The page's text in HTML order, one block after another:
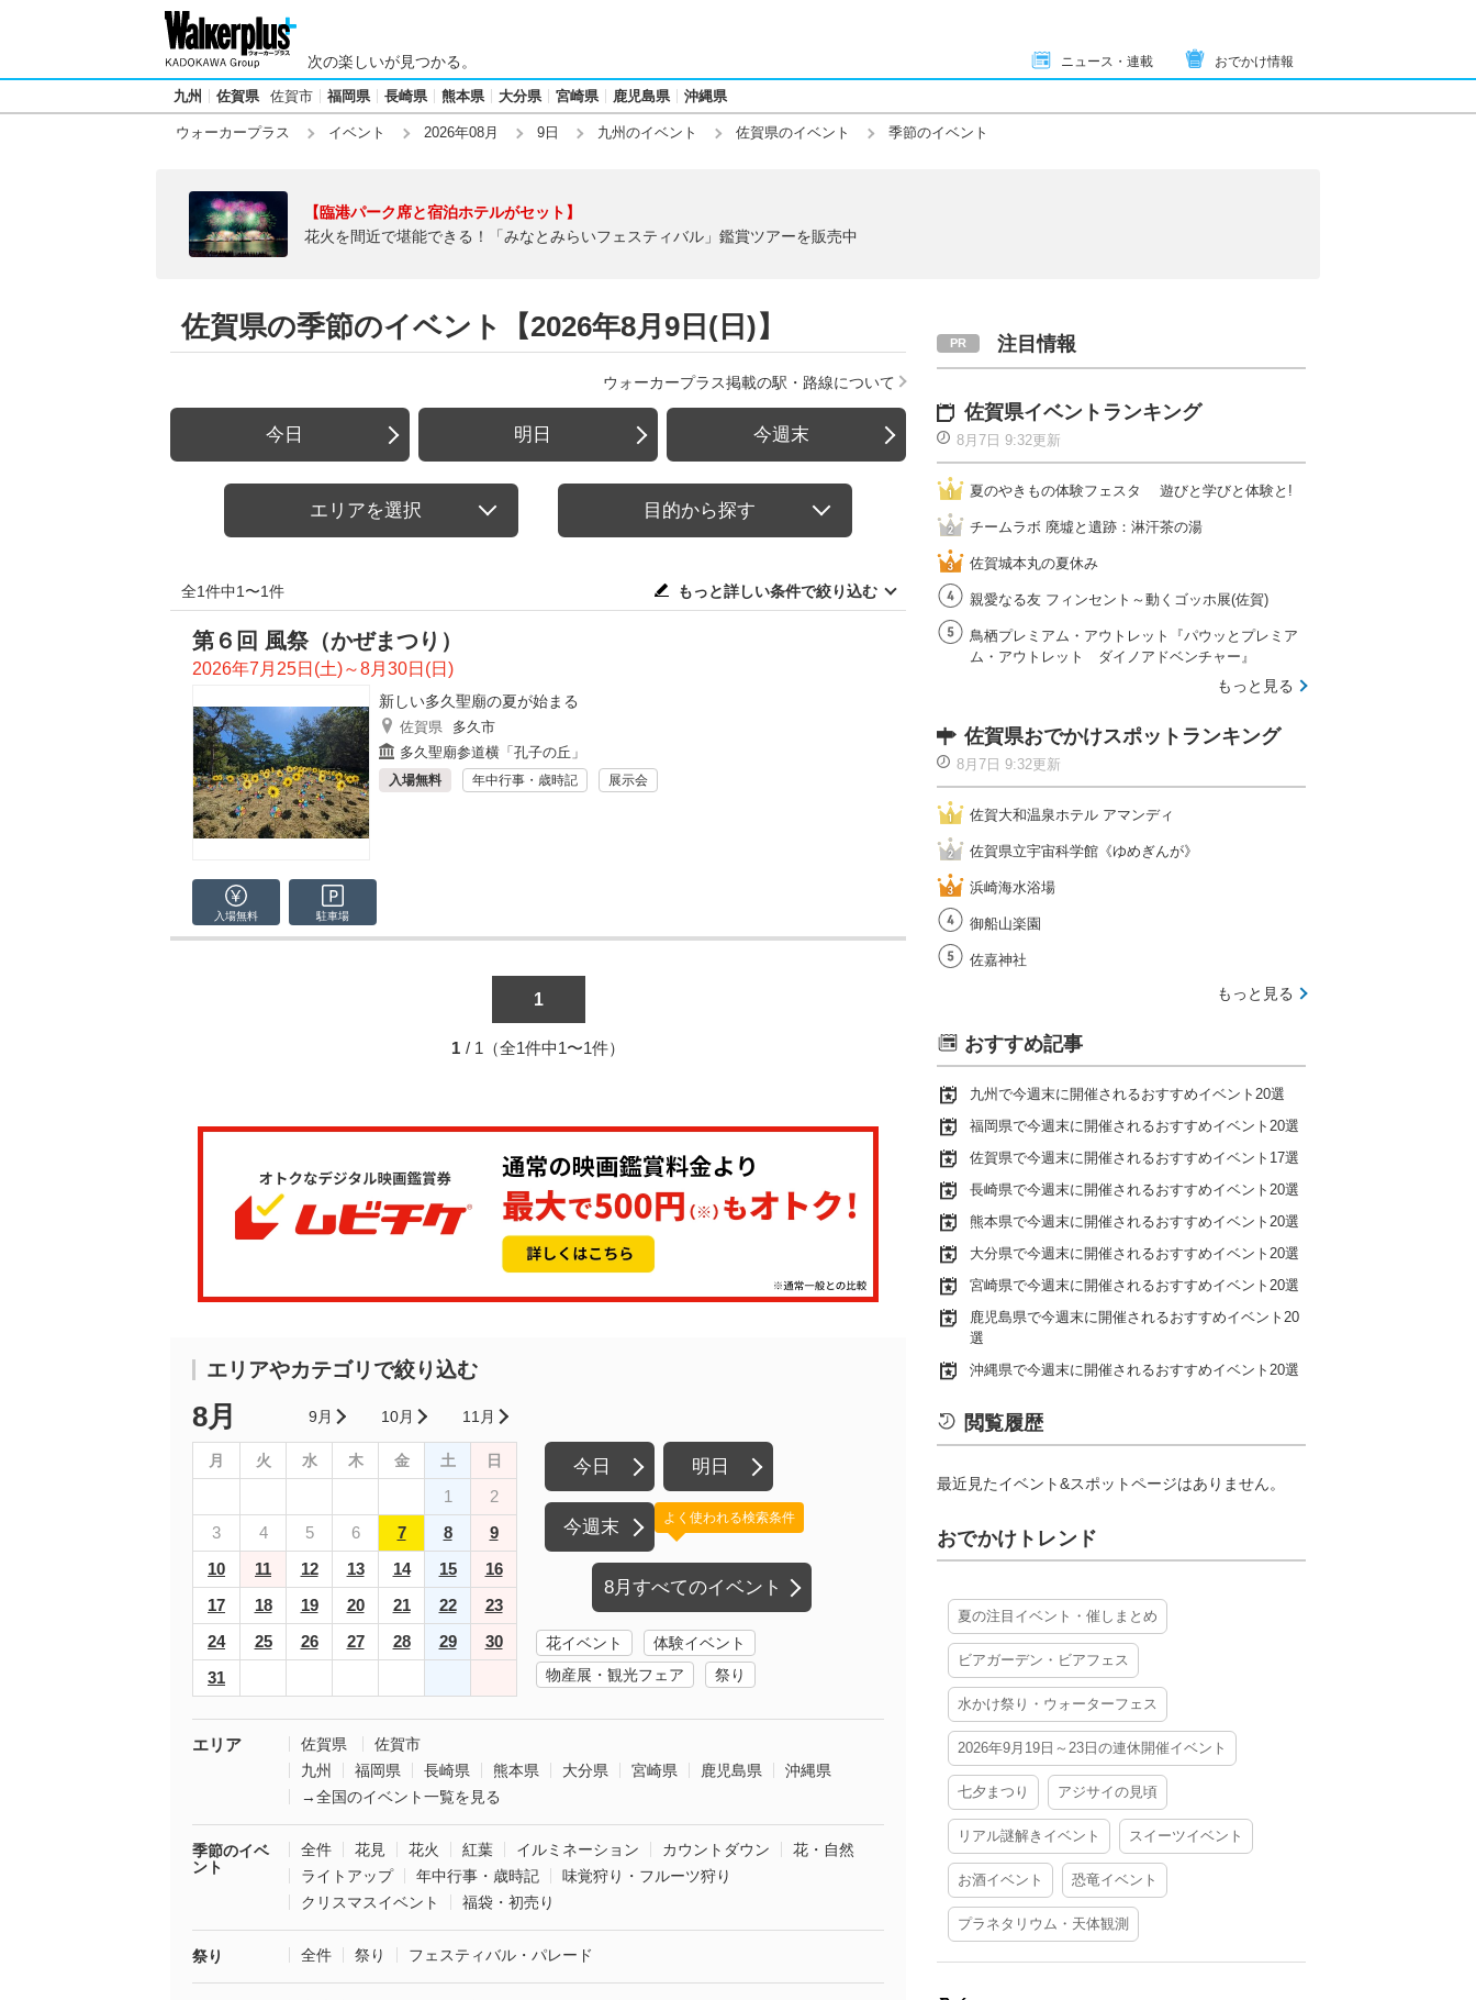
次の楽しいが見つかる。 ニュース・連載 おでかけ情報
九州 佐賀県 佐賀市 福岡県 長崎県 熊本県 大分県 宮崎県 鹿児島県 沖縄県
ウォーカープラス イベント 2026年08月 9日 九州のイベント 佐賀県のイベント 季節のイベント
【臨港パーク席と宿泊ホテルがセット】
花火を間近で堪能できる！「みなとみらいフェスティバル」鑑賞ツアーを販売中
佐賀県の季節のイベント【2026年8月9日(日)】
ウォーカープラス掲載の駅・路線について
今日 明日 今週末
エリアを選択 目的から探す
全1件中1〜1件 もっと詳しい条件で絞り込む
第６回 風祭（かぜまつり）
2026年7月25日(土)～8月30日(日)
新しい多久聖廟の夏が始まる
佐賀県
多久市
多久聖廟参道横「孔子の丘」
入場無料 年中行事・歳時記 展示会
入場無料 駐車場
1
1 / 1（全1件中1〜1件）
エリアやカテゴリで絞り込む
8月 9月 10月 11月
月 火 水 木 金 土 日
1
2
3
4 5 6 7 8
9
10
11 12 13 14 15
16
17
18 19 20 21 22
23
24
25 26 27 28 29
30
31
今日 明日
今週末
8月すべてのイベント
よく使われる検索条件
花イベント
体験イベント
物産展・観光フェア
祭り
エリア 佐賀県
佐賀市
九州
福岡県 長崎県 熊本県 大分県 宮崎県 鹿児島県
沖縄県
→全国のイベント一覧を見る
季節のイベ
ント
全件 花見 花火 紅葉 イルミネーション カウントダウン
花・自然
ライトアップ
年中行事・歳時記
味覚狩り・フルーツ狩り
クリスマスイベント
福袋・初売り
祭り 全件 祭り フェスティバル・パレード
注目情報
佐賀県イベントランキング
8月7日 9:32更新
夏のやきもの体験フェスタ 遊びと学びと体験と!
チームラボ 廃墟と遺跡：淋汗茶の湯
佐賀城本丸の夏休み
親愛なる友 フィンセント～動くゴッホ展(佐賀)
鳥栖プレミアム・アウトレット『パウッとプレミア
ム・アウトレット ダイノアドベンチャー』
もっと見る
佐賀県おでかけスポットランキング
8月7日 9:32更新
佐賀大和温泉ホテル アマンディ
佐賀県立宇宙科学館《ゆめぎんが》
浜崎海水浴場
御船山楽園
佐嘉神社
もっと見る
おすすめ記事
九州で今週末に開催されるおすすめイベント20選
福岡県で今週末に開催されるおすすめイベント20選
佐賀県で今週末に開催されるおすすめイベント17選
長崎県で今週末に開催されるおすすめイベント20選
熊本県で今週末に開催されるおすすめイベント20選
大分県で今週末に開催されるおすすめイベント20選
宮崎県で今週末に開催されるおすすめイベント20選
鹿児島県で今週末に開催されるおすすめイベント20
選
沖縄県で今週末に開催されるおすすめイベント20選
閲覧履歴
最近見たイベント&スポットページはありません。
おでかけトレンド
夏の注目イベント・催しまとめ
ビアガーデン・ビアフェス
水かけ祭り・ウォーターフェス
2026年9月19日～23日の連休開催イベント
七夕まつり アジサイの見頃
リアル謎解きイベント スイーツイベント
お酒イベント 恐竜イベント
プラネタリウム・天体観測